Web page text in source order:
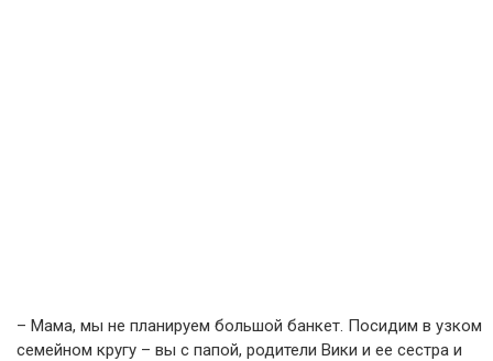
– Мама, мы не планируем большой банкет. Посидим в узком
семейном кругу – вы с папой, родители Вики и ее сестра и